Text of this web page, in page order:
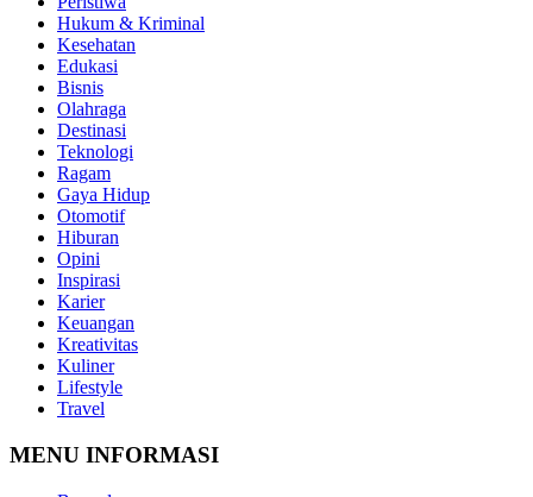
Hukum & Kriminal
Kesehatan
Edukasi
Bisnis
Olahraga
Destinasi
Teknologi
Ragam
Gaya Hidup
Otomotif
Hiburan
Opini
Inspirasi
Karier
Keuangan
Kreativitas
Kuliner
Lifestyle
Travel
MENU INFORMASI